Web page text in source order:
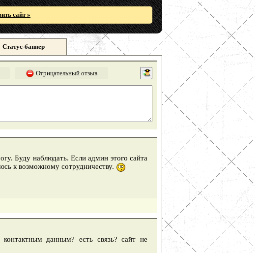
сайт »
Статус-баннер
Отрицательный отзыв
Буду наблюдать. Если админ этого сайта
к возможному сотрудничеству.
данным? есть связь? сайт не